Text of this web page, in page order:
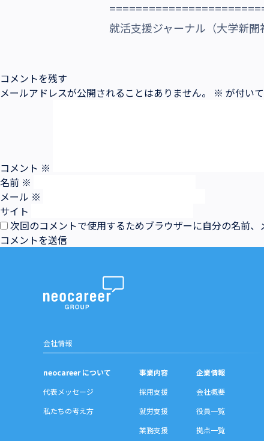
就活支援ジャーナル（大学新
コメントを残す
メールアドレスが公開されることはありません。
※ が付い
コメント ※
名前 ※
メール ※
サイト
次回のコメントで使用するためブラウザーに自分の名前、
会社情報
neocareer について
代表メッセージ
私たちの考え方
事業内容
採用支援
就労支援
業務支援
企業情報
会社概要
役員一覧
拠点一覧